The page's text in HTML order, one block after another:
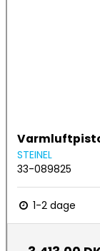
STEINEL
33-089825
1-2 dage